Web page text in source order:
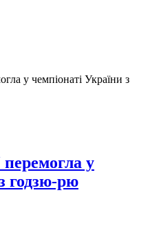
у чемпіонаті України з
у
годзю-рю